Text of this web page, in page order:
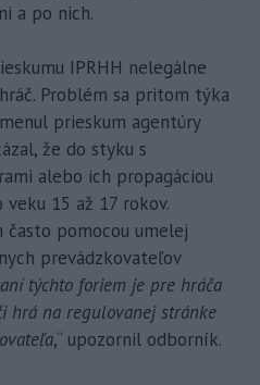
a po nich.
IPRHH nelegálne
Problém sa pritom týka
prieskum agentúry
že do styku s
alebo ich propagáciou
15 až 17 rokov.
pomocou umelej
prevádzkovateľov
týchto foriem je pre hráča
hrá na regulovanej stránke
,“ upozornil odborník.